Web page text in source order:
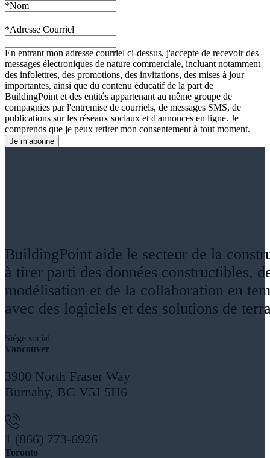
*Nom
*Adresse Courriel
En entrant mon adresse courriel ci-dessus, j'accepte de recevoir des
messages électroniques de nature commerciale, incluant notamment
des infolettres, des promotions, des invitations, des mises à jour
importantes, ainsi que du contenu éducatif de la part de
BuildingPoint et des entités appartenant au même groupe de
compagnies par l'entremise de courriels, de messages SMS, de
publications sur les réseaux sociaux et d'annonces en ligne. Je
comprends que je peux retirer mon consentement à tout moment.
BuildingPoint aide le secteur de la
à tirer parti des données constructibles,
modélisation et de la collaboration en
avec des logiciels et des solutions de
Siège social
Vancouver
3900 North Fraser Way
Burnaby, BC V5J 5H6
1 (866) 773-6926
Toronto